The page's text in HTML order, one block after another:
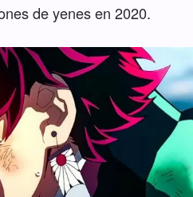
de yenes en 2020.